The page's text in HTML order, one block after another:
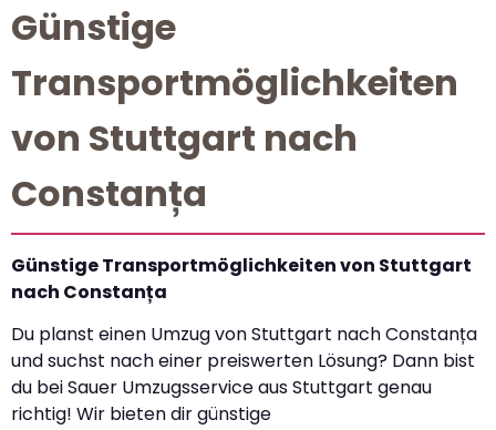
Günstige
Transportmöglichkeiten
von Stuttgart nach
Constanța
Günstige Transportmöglichkeiten von Stuttgart
nach Constanța
Du planst einen Umzug von Stuttgart nach Constanța
und suchst nach einer preiswerten Lösung? Dann bist
du bei Sauer Umzugsservice aus Stuttgart genau
richtig! Wir bieten dir günstige